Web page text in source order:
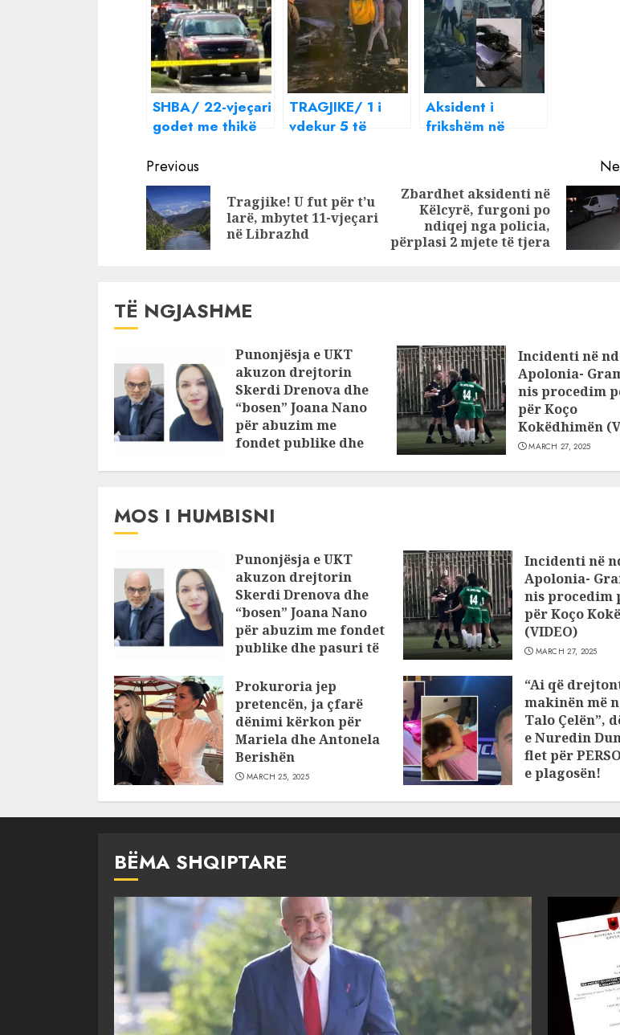
SHBA/ 22-vjeçari
godet me thikë
vdekur dhe disa
të plagosur
TRAGJIKE/ 1 i
vdekur 5 të
Aksident i
frikshëm në
plagosur
Continue
Reading
Previous
Previous
post:
Tragjike! U fut për t’u
larë, mbytet 11-vjeçari
në Librazhd
Next
post:
Zbardhet aksidenti në
Këlcyrë, furgoni po
ndiqej nga policia,
përplasi 2 mjete të tjera
TË NGJASHME
Punonjësja e UKT
akuzon drejtorin
Skerdi Drenova dhe
“bosen” Joana Nano
për abuzim me
fondet publike dhe
Incidenti në
Apolonia-
nis procedim
për Koço
Kokëdhimën
MARCH 27, 2025
MOS I HUMBISNI
Punonjësja e UKT
akuzon drejtorin
Skerdi Drenova dhe
“bosen” Joana Nano
për abuzim me fondet
publike dhe pasuri të
JULY 24, 2025
Incidenti në
Apolonia-
nis procedim
për Koço
(VIDEO)
MARCH 27, 2025
Prokuroria jep
pretencën, ja çfarë
dënimi kërkon për
Mariela dhe Antonela
Berishën
MARCH 25, 2025
“Ai që
makinën më
Talo Çelën”,
e Nuredin
flet për
e plagosën!
BËMA SHQIPTARE